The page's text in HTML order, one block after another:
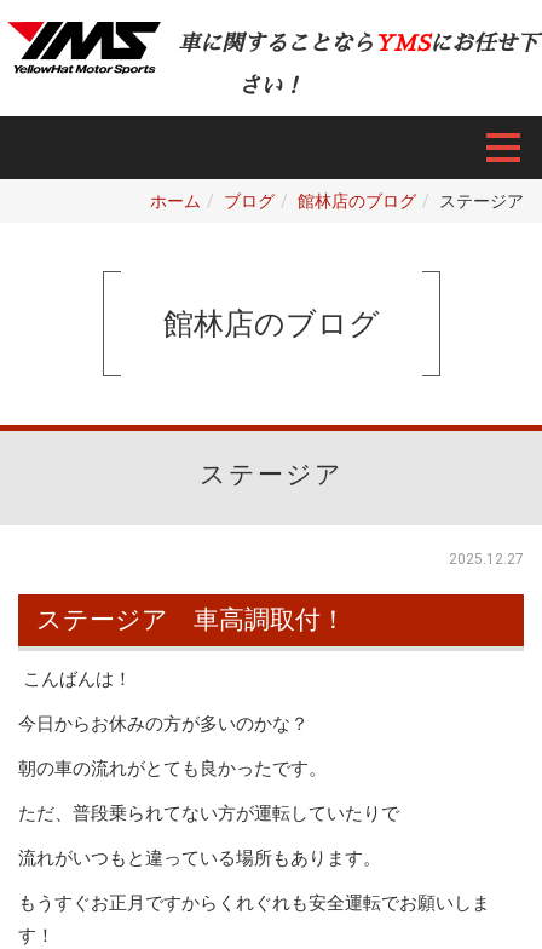
車に関することなら YMSにお任せ下
さい！
ホーム ブログ 館林店のブログ ステージア
館林店のブログ
ステージア
2025.12.27
ステージア 車高調取付！
こんばんは！
今日からお休みの方が多いのかな？
朝の車の流れがとても良かったです。
ただ、普段乗られてない方が運転していたりで
流れがいつもと違っている場所もあります。
もうすぐお正月ですからくれぐれも安全運転でお願いしま
す！